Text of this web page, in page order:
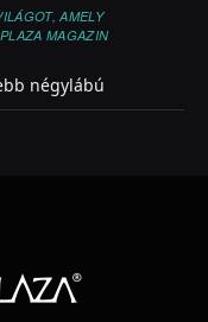
AMELY
MAGAZIN
négylábú